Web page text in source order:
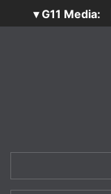
▾ G11 Media:
SecurityOpenLab